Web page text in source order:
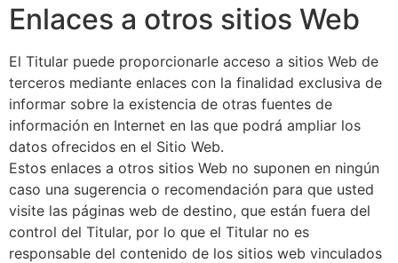
Enlaces a otros sitios Web
El Titular puede proporcionarle acceso a sitios Web de
terceros mediante enlaces con la finalidad exclusiva de
informar sobre la existencia de otras fuentes de
información en Internet en las que podrá ampliar los
datos ofrecidos en el Sitio Web.
Estos enlaces a otros sitios Web no suponen en ningún
caso una sugerencia o recomendación para que usted
visite las páginas web de destino, que están fuera del
control del Titular, por lo que el Titular no es
responsable del contenido de los sitios web vinculados